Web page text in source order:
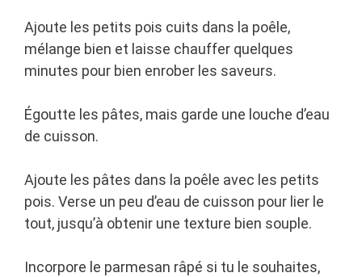
Ajoute les petits pois cuits dans la poêle,
mélange bien et laisse chauffer quelques
minutes pour bien enrober les saveurs.
Égoutte les pâtes, mais garde une louche d’eau
de cuisson.
Ajoute les pâtes dans la poêle avec les petits
pois. Verse un peu d’eau de cuisson pour lier le
tout, jusqu’à obtenir une texture bien souple.
Incorpore le parmesan râpé si tu le souhaites,